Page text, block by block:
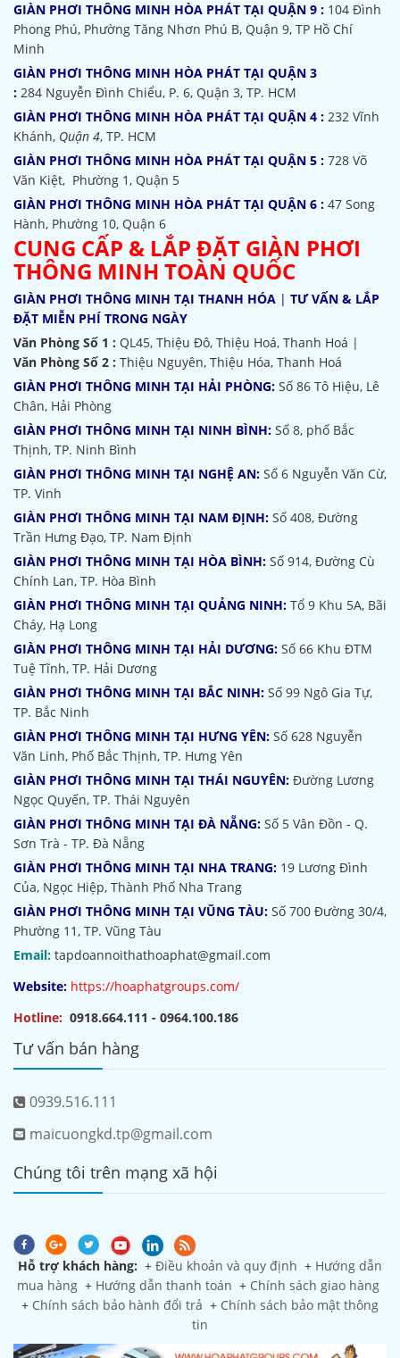
GIÀN PHƠI THÔNG MINH HÒA PHÁT TẠI QUẬN 9 : 104 Đình
Phong Phú, Phường Tăng Nhơn Phú B, Quận 9, TP Hồ Chí
Minh
GIÀN PHƠI THÔNG MINH HÒA PHÁT TẠI QUẬN 3
: 284 Nguyễn Đình Chiểu, P. 6, Quận 3, TP. HCM
GIÀN PHƠI THÔNG MINH HÒA PHÁT TẠI QUẬN 4 : 232 Vĩnh
Khánh, Quận 4, TP. HCM
GIÀN PHƠI THÔNG MINH HÒA PHÁT TẠI QUẬN 5 : 728 Võ
Văn Kiệt, Phường 1, Quận 5
GIÀN PHƠI THÔNG MINH HÒA PHÁT TẠI QUẬN 6 : 47 Song
Hành, Phường 10, Quận 6
CUNG CẤP & LẮP ĐẶT GIÀN PHƠI
THÔNG MINH TOÀN QUỐC
GIÀN PHƠI THÔNG MINH TẠI THANH HÓA | TƯ VẤN & LẮP
ĐẶT MIỄN PHÍ TRONG NGÀY
Văn Phòng Số 1 : QL45, Thiệu Đô, Thiệu Hoá, Thanh Hoá |
Văn Phòng Số 2 : Thiệu Nguyên, Thiệu Hóa, Thanh Hoá
GIÀN PHƠI THÔNG MINH TẠI HẢI PHÒNG: Số 86 Tô Hiệu, Lê
Chân, Hải Phòng
GIÀN PHƠI THÔNG MINH TẠI NINH BÌNH: Số 8, phố Bắc
Thịnh, TP. Ninh Bình
GIÀN PHƠI THÔNG MINH TẠI NGHỆ AN: Số 6 Nguyễn Văn Cừ,
TP. Vinh
GIÀN PHƠI THÔNG MINH TẠI NAM ĐỊNH: Số 408, Đường
Trần Hưng Đạo, TP. Nam Định
GIÀN PHƠI THÔNG MINH TẠI HÒA BÌNH: Số 914, Đường Cù
Chính Lan, TP. Hòa Bình
GIÀN PHƠI THÔNG MINH TẠI QUẢNG NINH: Tổ 9 Khu 5A, Bãi
Cháy, Hạ Long
GIÀN PHƠI THÔNG MINH TẠI HẢI DƯƠNG: Số 66 Khu ĐTM
Tuệ Tĩnh, TP. Hải Dương
GIÀN PHƠI THÔNG MINH TẠI BẮC NINH: Số 99 Ngô Gia Tự,
TP. Bắc Ninh
GIÀN PHƠI THÔNG MINH TẠI HƯNG YÊN: Số 628 Nguyễn
Văn Linh, Phố Bắc Thịnh, TP. Hưng Yên
GIÀN PHƠI THÔNG MINH TẠI THÁI NGUYÊN: Đường Lương
Ngọc Quyến, TP. Thái Nguyên
GIÀN PHƠI THÔNG MINH TẠI ĐÀ NẴNG: Số 5 Vân Đồn - Q.
Sơn Trà - TP. Đà Nẵng
GIÀN PHƠI THÔNG MINH TẠI NHA TRANG: 19 Lương Đình
Của, Ngọc Hiệp, Thành Phố Nha Trang
GIÀN PHƠI THÔNG MINH TẠI VŨNG TÀU: Số 700 Đường 30/4,
Phường 11, TP. Vũng Tàu
Email: tapdoannoithathoaphat@gmail.com
Website: https://hoaphatgroups.com/
Hotline: 0918.664.111 - 0964.100.186
Tư vấn bán hàng
0939.516.111
maicuongkd.tp@gmail.com
Chúng tôi trên mạng xã hội
Hỗ trợ khách hàng: + Điều khoản và quy định + Hướng dẫn
mua hàng + Hướng dẫn thanh toán + Chính sách giao hàng
+ Chính sách bảo hành đổi trả + Chính sách bảo mật thông
tin